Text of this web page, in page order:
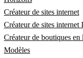
Créateur de sites internet
Créateur de sites internet
Créateur de boutiques en
Modèles